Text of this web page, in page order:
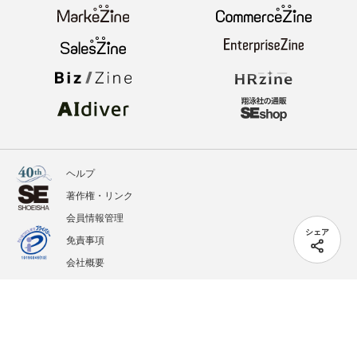
シェア
ヘルプ
著作権・リンク
会員情報管理
免責事項
会社概要